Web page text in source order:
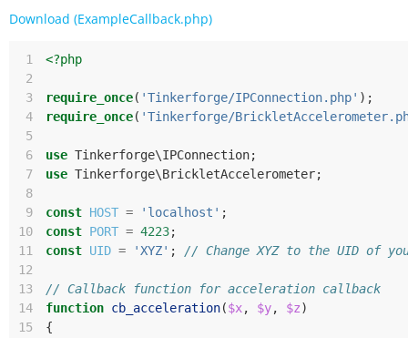
Download (ExampleCallback.php)
1
<?php
2
3
require_once( 'Tinkerforge/IPConnection.php' );
4
require_once( 'Tinkerforge/
5
6
use Tinkerforge\IPConnection;
7
use Tinkerforge\BrickletAccelerometer;
8
9
const HOST = 'localhost' ;
10
const PORT = 4223;
11
const UID = 'XYZ' ;
// Change XYZ to the UID of
12
13
// Callback function for acceleration callback
14
function cb_acceleration($x, $y, $z)
15
{